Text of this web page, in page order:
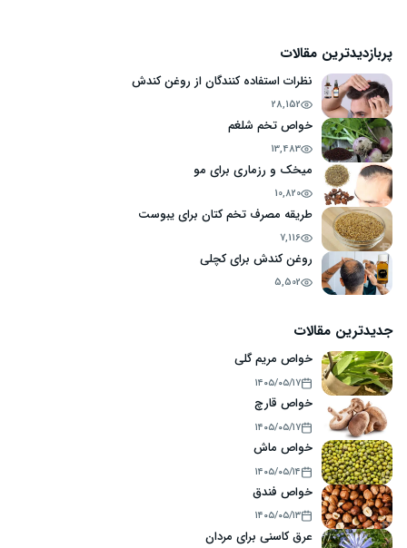
پربازدیدترین مقالات
نظرات استفاده کنندگان از روغن کندش
28,152
خواص تخم شلغم
13,483
میخک و رزماری برای مو
10,820
طریقه مصرف تخم کتان برای یبوست
7,116
روغن کندش برای کچلی
5,502
جدیدترین مقالات
خواص مریم گلی
۱۴۰۵/۰۵/۱۷
خواص قارچ
۱۴۰۵/۰۵/۱۷
خواص ماش
۱۴۰۵/۰۵/۱۴
خواص فندق
۱۴۰۵/۰۵/۱۳
عرق کاسنی برای مردان